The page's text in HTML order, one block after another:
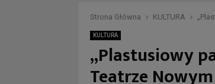
Strona Główna KULTURA
KULTURA
„Plastusiowy
Teatrze Nowym